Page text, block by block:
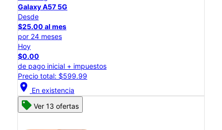
Galaxy A57 5G
Desde
$25.00 al mes
por 24 meses
Hoy
$0.00
de pago inicial + impuestos
Precio total: $599.99
location_on En existencia
Ver 13 ofertas